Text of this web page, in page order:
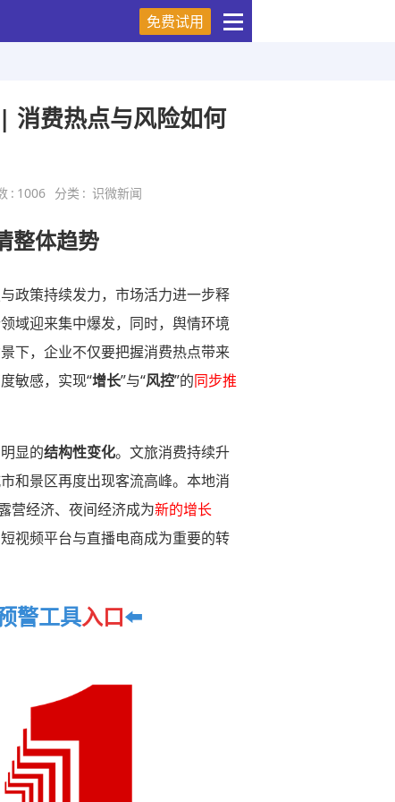
免费试用
消费热点与风险如何
: 1006 分类 : 识微新闻
整体趋势
政策持续发力，市场活力进一步释
域迎来集中爆发，同时，舆情环境
下，企业不仅要把握消费热点带来
敏感，实现“增长”与“风控”的同步推
显的结构性变化。文旅消费持续升
和景区再度出现客流高峰。本地消
营经济、夜间经济成为新的增长
视频平台与直播电商成为重要的转
警工具入口⬅️